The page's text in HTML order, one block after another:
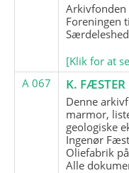
Foreningen
[Klik for at
A 067
K. FÆSTER
Denne
marmor,
geologiske
Ingenør
Oliefabrik
Alle